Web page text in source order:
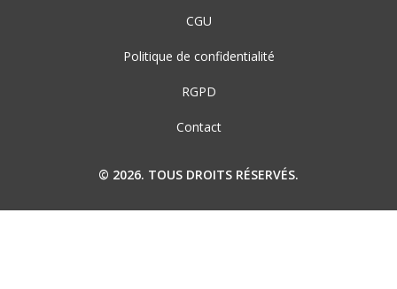
CGU
Politique de confidentialité
RGPD
Contact
© 2026. TOUS DROITS RÉSERVÉS.